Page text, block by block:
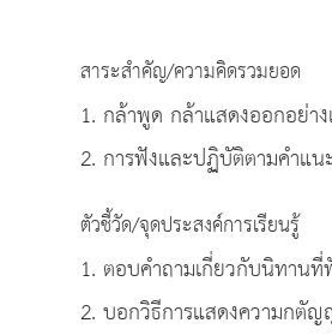
สาระสำคัญ/ความคิดรวมยอด
1. กล้าพูด กล้าแสดงออกอย่า
2. การฟังและปฏิบัติตามคำแน
ตัวชี้วัด/จุดประสงค์การเรียนรู้
1. ตอบคำถามเกี่ยวกับนิทานที่
2. บอกวิธีการแสดงความกตั